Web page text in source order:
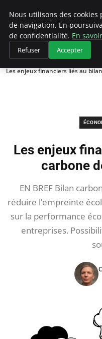
Accueil
Économie circulaire
Les enjeux financiers liés au
Les enjeux
carbone
EN BREF Bilan
réduire l’empreinte
sur la performance
entreprises.
Nous utilisons des
de navigation. En
de confidentialité. En
Refuser Accepter